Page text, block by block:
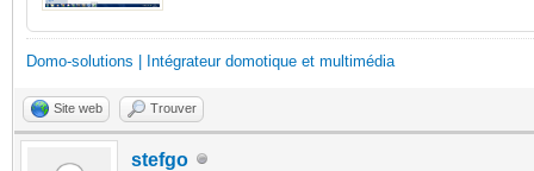
Domo-solutions | Intégrateur domotique et multimédia
Site web Trouver
stefgo